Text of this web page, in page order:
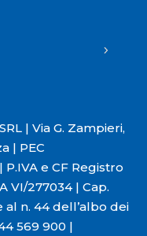
| Via G. Zampieri,
| PEC
P.IVA e CF Registro
VI/277034 | Cap.
al n. 44 dell’albo dei
569 900 |